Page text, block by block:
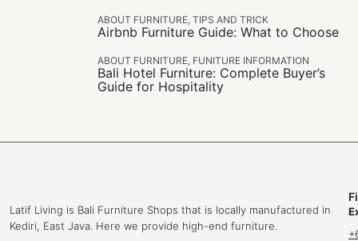
ABOUT FURNITURE, TIPS AND TRICK
Airbnb Furniture Guide: What to Choose
ABOUT FURNITURE, FUNITURE INFORMATION
Bali Hotel Furniture: Complete Buyer’s
Guide for Hospitality
Latif Living is Bali Furniture Shops that is locally manufactured in
Kediri, East Java. Here we provide high-end furniture.